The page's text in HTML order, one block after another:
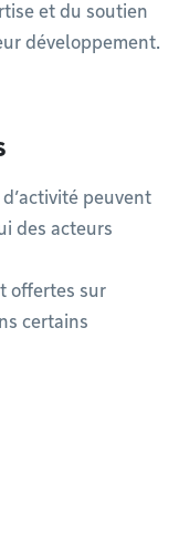
et du soutien
développement.
peuvent
des acteurs
offertes sur
certains